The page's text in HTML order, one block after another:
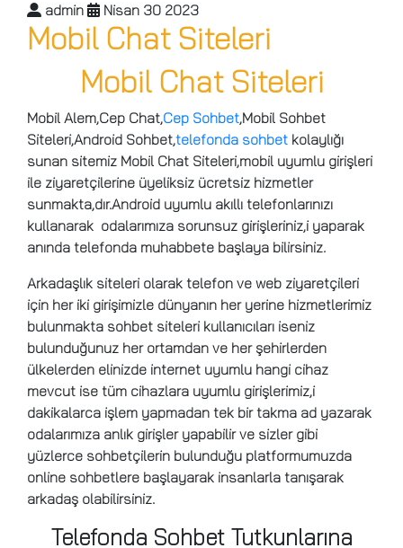
admin Nisan 30 2023
Mobil Chat Siteleri
Mobil Chat Siteleri
Mobil Alem,Cep Chat,Cep Sohbet,Mobil Sohbet
Siteleri,Android Sohbet,telefonda sohbet kolaylığı
sunan sitemiz Mobil Chat Siteleri,mobil uyumlu girişleri
ile ziyaretçilerine üyeliksiz ücretsiz hizmetler
sunmakta,dır.Android uyumlu akıllı telefonlarınızı
kullanarak odalarımıza sorunsuz girişleriniz,i yaparak
anında telefonda muhabbete başlaya bilirsiniz.
Arkadaşlık siteleri olarak telefon ve web ziyaretçileri
için her iki girişimizle dünyanın her yerine hizmetlerimiz
bulunmakta sohbet siteleri kullanıcıları iseniz
bulunduğunuz her ortamdan ve her şehirlerden
ülkelerden elinizde internet uyumlu hangi cihaz
mevcut ise tüm cihazlara uyumlu girişlerimiz,i
dakikalarca işlem yapmadan tek bir takma ad yazarak
odalarımıza anlık girişler yapabilir ve sizler gibi
yüzlerce sohbetçilerin bulunduğu platformumuzda
online sohbetlere başlayarak insanlarla tanışarak
arkadaş olabilirsiniz.
Telefonda Sohbet Tutkunlarına